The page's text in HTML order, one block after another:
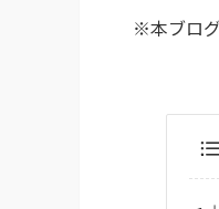
※本ブロ